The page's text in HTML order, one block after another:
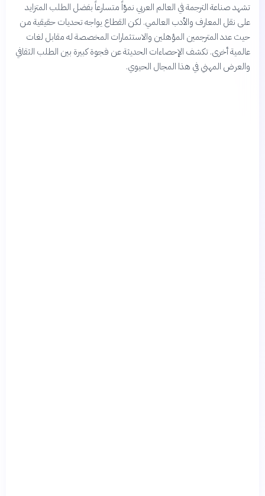
تشهد صناعة الترجمة في العالم العربي نموّاً متسارعاً بفضل الطلب المتزايد
على نقل المعارف والأدب العالمي. لكن القطاع يواجه تحديات حقيقية من
حيث عدد المترجمين المؤهلين والاستثمارات المخصصة له مقابل لغات
عالمية أخرى. تكشف الإحصاءات الحديثة عن فجوة كبيرة بين الطلب الثقافي
والعرض المهني في هذا المجال الحيوي.